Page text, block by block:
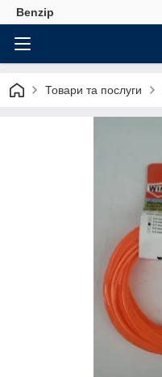
Benzip
Товари та послуги